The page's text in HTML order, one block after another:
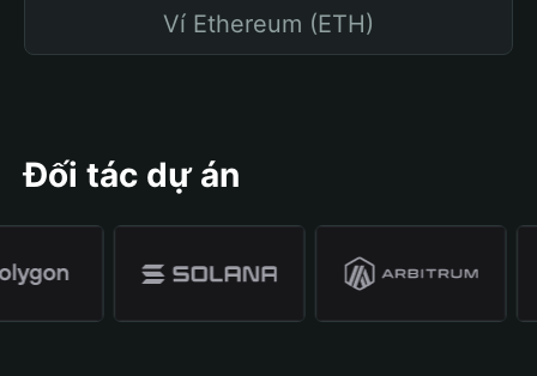
Ví Ethereum (ETH)
Đối tác dự án